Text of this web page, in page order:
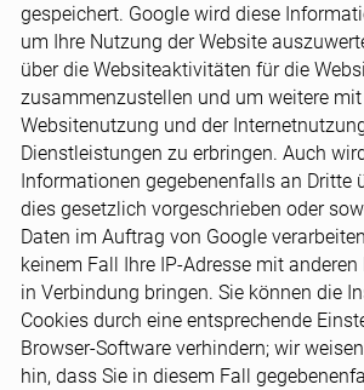
gespeichert. Google wird diese
um Ihre Nutzung der Website
über die Websiteaktivitäten für die
zusammenzustellen und um weitere mit
Websitenutzung und der
Dienstleistungen zu erbringen. Auch
Informationen gegebenenfalls an Dritte
dies gesetzlich vorgeschrieben oder
Daten im Auftrag von Google
keinem Fall Ihre IP-Adresse mit
in Verbindung bringen. Sie können die
Cookies durch eine entsprechende
Browser-Software verhindern; wir
hin, dass Sie in diesem Fall